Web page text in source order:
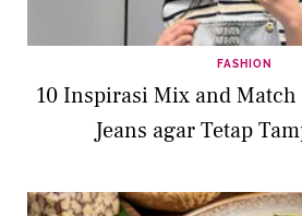
FASHION
10 Inspirasi Mix and
Jeans agar Tetap